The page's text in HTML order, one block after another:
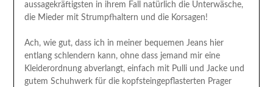
aussagekräftigsten in ihrem Fall natürlich die Unterwäsche,
die Mieder mit Strumpfhaltern und die Korsagen!
Ach, wie gut, dass ich in meiner bequemen Jeans hier
entlang schlendern kann, ohne dass jemand mir eine
Kleiderordnung abverlangt, einfach mit Pulli und Jacke und
gutem Schuhwerk für die kopfsteingepflasterten Prager